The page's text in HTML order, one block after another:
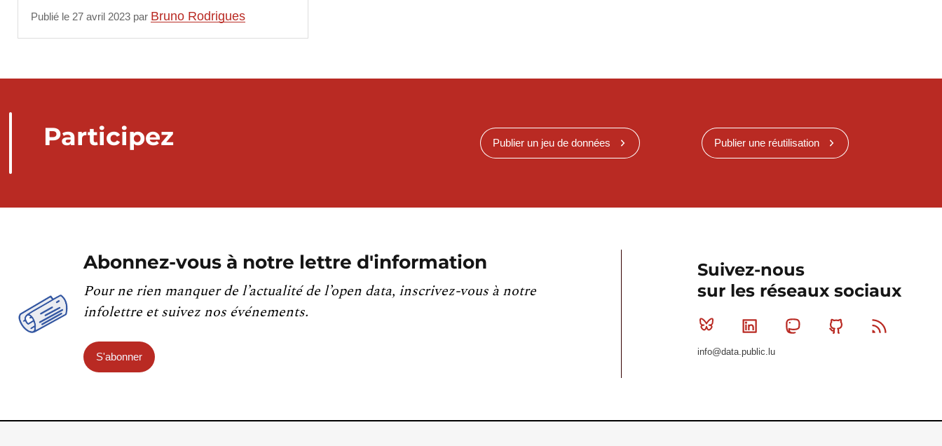
Publié le 27 avril 2023 par Bruno Rodrigues
Participez Publier un jeu de données Publier une réutilisation
Abonnez-vous à notre lettre d'information
Pour ne rien manquer de l’actualité de l’open data, inscrivez-vous à notre
infolettre et suivez nos événements.
S'abonner
Suivez-nous
sur les réseaux sociaux
Bluesky Linkedin MastodonGithub
info@data.public.lu